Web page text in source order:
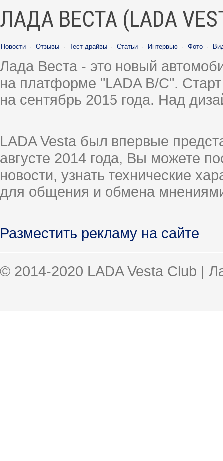
ЛАДА ВЕСТА (LADA
Новости · Отзывы · Тест-драйвы · Статьи · Интервью · Фото ·
Лада Веста - это новый
на платформе "LADA B/C".
на сентябрь 2015 года. Над
LADA Vesta был впервые
августе 2014 года, Вы можете
новости, узнать технические
для общения и обмена
Разместить рекламу на сайте
© 2014-2020 LADA Vesta Club |